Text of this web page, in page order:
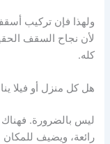
ولهذا فإن تركيب
لأن نجاح السقف
كله.
هل كل منزل أو فيلا
ليس بالضرورة.
رائعة، ويضيف